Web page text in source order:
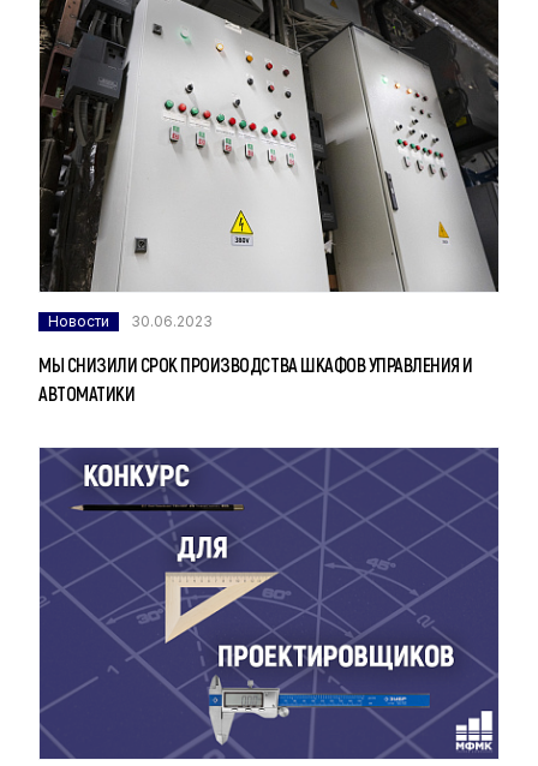
Новости 30.06.2023
МЫ СНИЗИЛИ СРОК ПРОИЗВОДСТВА ШКАФОВ УПРАВЛЕНИЯ И
АВТОМАТИКИ